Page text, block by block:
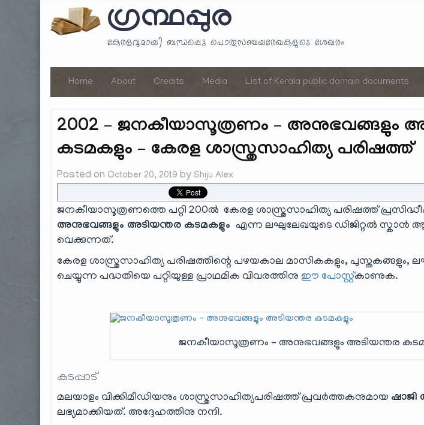
ഗ്രന്ഥപ്പുര
കേരളവുമായി ബന്ധപ്പെട്ട പൊതുസഞ്ചയരേഖകളുടെ ശേഖരം
Home About Credits Media List of Kerala public domain documents
2002 – ജനകീയാസൂത്രണം – അനുഭവങ്ങളും
കടമകളും – കേരള ശാസ്ത്രസാഹിത്യ പരിഷത്ത്
Posted on October 20, 2019 by Shiju Alex
ജനകീയാസൂത്രണത്തെ പറ്റി 200ൽ കേരള ശാസ്ത്രസാഹിത്യ പരിഷത്ത്
അനുഭവങ്ങളും അടിയന്തര കടമകളും എന്ന ലഘുലേഖയുടെ ഡിജിറ്റൽ സ്കാൻ
വെക്കുന്നത്.
കേരള ശാസ്ത്രസാഹിത്യ പരിഷത്തിന്റെ പഴയകാല മാസികകളും, പുസ്തകങ്ങളും,
ചെയ്യുന്ന പദ്ധതിയെ പറ്റിയുള്ള പ്രാഥമിക വിവരത്തിനുഈ പോസ്റ്റ്കാണുക.
ജനകീയാസൂത്രണം – അനുഭവങ്ങളും അടിയന്തര
കടപ്പാട്
മലയാളം വിക്കിമീഡിയനും ശാസ്ത്രസാഹിത്യപരിഷത്ത് പ്രവർത്തകനുമായ ഷാജി
ലഭ്യമാക്കിയത്. അദ്ദേഹത്തിനു നന്ദി.